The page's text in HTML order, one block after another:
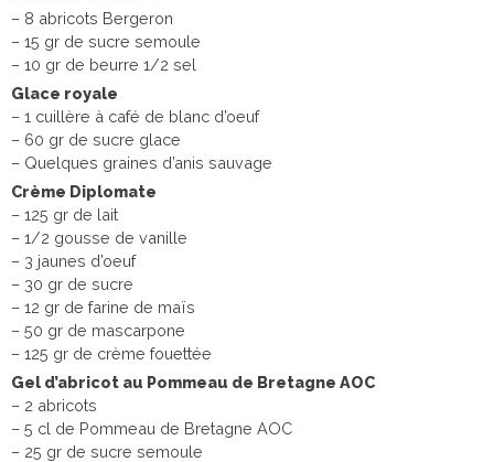
– 8 abricots Bergeron
– 15 gr de sucre semoule
– 10 gr de beurre 1/2 sel
Glace royale
– 1 cuillère à café de blanc d’oeuf
– 60 gr de sucre glace
– Quelques graines d’anis sauvage
Crème Diplomate
– 125 gr de lait
– 1/2 gousse de vanille
– 3 jaunes d’oeuf
– 30 gr de sucre
– 12 gr de farine de maïs
– 50 gr de mascarpone
– 125 gr de crème fouettée
Gel d’abricot au Pommeau de Bretagne AOC
– 2 abricots
– 5 cl de Pommeau de Bretagne AOC
– 25 gr de sucre semoule